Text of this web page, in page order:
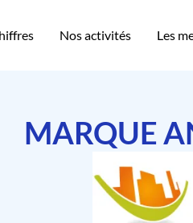
Nos activités Les
MARQUE